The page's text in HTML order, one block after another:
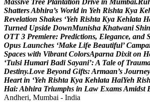
Massive Tree Plantation Drive in Mumbai.Ru
ShattersAbhira’s World in Yeh Rishta Kya Ke
Revelation Shakes ‘Yeh Rishta Kya Kehlata H
Turned Upside DownMunisha Khatwani Shin
OTT 3 Premiere: Predictions, Elegance, and
Opus Launches ‘Make Life Beautiful’ Campa
Spaces with Vibrant ColorsAparna Dixit on H
‘Tulsi Humari Badi Sayani’:A Tale of Traum
Destiny.Love Beyond Gifts:Armaan’s Journey
Heart in ‘Yeh Rishta Kya Kehlata HaiYeh Rish
Hai:Abhira Triumphs in Law ExamsAmidst
Andheri, Mumbai - India